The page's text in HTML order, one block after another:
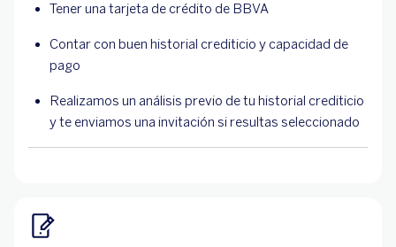
Tener una tarjeta de crédito de BBVA
Contar con buen historial crediticio y capacidad de
pago
Realizamos un análisis previo de tu historial crediticio
y te enviamos una invitación si resultas seleccionado